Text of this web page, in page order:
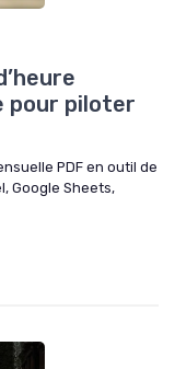
pour piloter
PDF en outil de
Google Sheets,